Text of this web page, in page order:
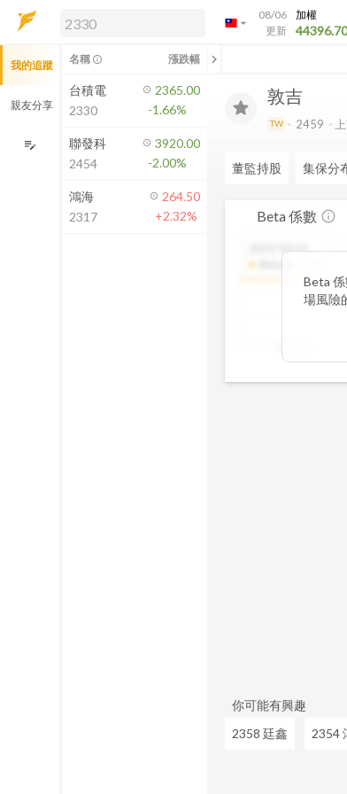
arrow_drop_down
08/06
更新
加權
44396.70
解鎖即時行情及進階功能
方案」，即可解鎖以下功能：
即時行情
即時市況與排行
成交金額熱力圖
前往方案訂閱
如何綁定合作券商
敦吉
TW 2459
董監持股 集保分
Beta 係數 info_outline
2025/10/14
Beta
場風險
更劇
示波
你可能有興趣
2358 廷鑫
2354
我的追蹤
親友分享
edit_note
名稱 info_outline 漲跌幅 chevron_left
台積電
2330
2365.00
-1.66%
聯發科
2454
3920.00
-2.00%
鴻海
2317
264.50
+2.32%